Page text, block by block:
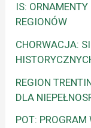
IS:
REGIONÓW
CHORWACJA:
REGION
DLA
POT: PROGRAM